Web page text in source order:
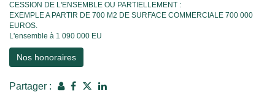
CESSION DE L'ENSEMBLE OU PARTIELLEMENT :
EXEMPLE A PARTIR DE 700 M2 DE SURFACE COMMERCIALE 700 000
EUROS.
L'ensemble à 1 090 000 EU
Nos honoraires
Partager :